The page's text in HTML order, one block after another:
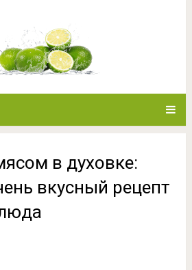
в духовке:
вкусный рецепт